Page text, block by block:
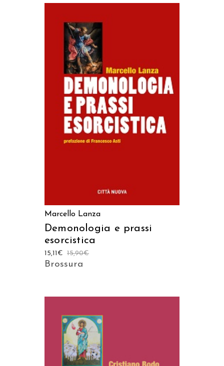
AGGIUNGI AL CARRELLO
Marcello Lanza
Demonologia e prassi
esorcistica
15,90€
15,11 €
Brossura